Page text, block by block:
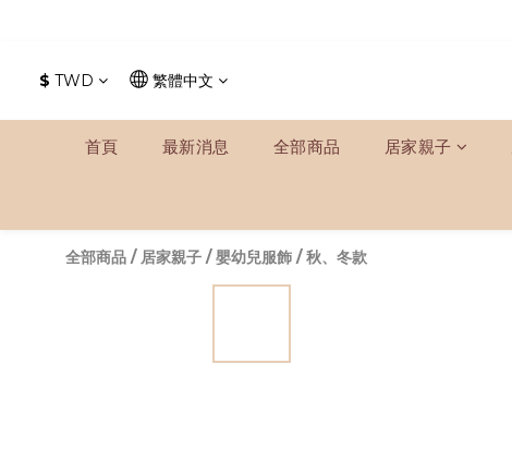
$ TWD 繁體中文
首頁 最新消息 全部商品 居家親子
全部商品 / 居家親子 /嬰幼兒服飾 /秋、冬款